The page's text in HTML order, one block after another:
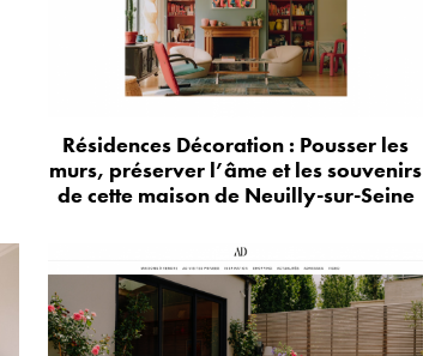
Résidences Décoration : Pousser les
murs, préserver l’âme et les souvenirs
de cette maison de Neuilly-sur-Seine